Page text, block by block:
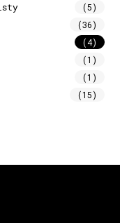
(5)
(36)
(4)
(1)
(1)
(15)